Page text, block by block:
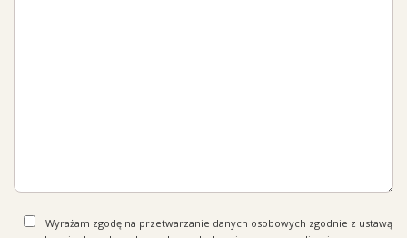
Wyrażam zgodę na przetwarzanie danych osobowych zgodnie z ustawą